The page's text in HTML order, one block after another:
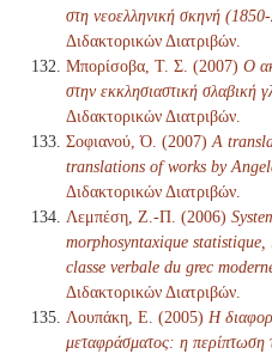
στη νεοελληνική σκηνή
Διδακτορικών Διατριβών.
Μπορίσοβα, Τ. Σ. (2007) Ο
στην εκκλησιαστική σλαβική
Διδακτορικών Διατριβών.
Σοφιανού, Ό. (2007) A
translations of works by
Διδακτορικών Διατριβών.
Λεμπέση, Ζ.-Π. (2006)
morphosyntaxique
classe verbale du grec
Διδακτορικών Διατριβών.
Λουπάκη, Ε. (2005) Η
μεταφράσματος: η περίπτωση